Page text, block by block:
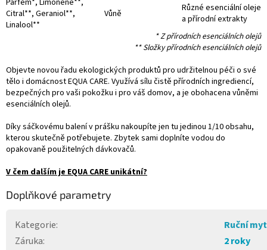
Parfém*, Limonene**,
Citral**, Geraniol**,
Linalool**
Vůně
Různé esenciální oleje
a přírodní extrakty
* Z přírodních esenciálních olejů
** Složky přírodních esenciálních olejů
Objevte novou řadu ekologických produktů pro udržitelnou péči o své
tělo i domácnost EQUA CARE. Využívá sílu čistě přírodních ingrediencí,
bezpečných pro vaši pokožku i pro váš domov, a je obohacena vůněmi
esenciálních olejů.
Díky sáčkovému balení v prášku nakoupíte jen tu jedinou 1/10 obsahu,
kterou skutečně potřebujete. Zbytek sami doplníte vodou do
opakovaně použitelných dávkovačů.
V čem dalším je EQUA CARE unikátní?
Doplňkové parametry
Kategorie:
Ruční
Záruka:
2 roky